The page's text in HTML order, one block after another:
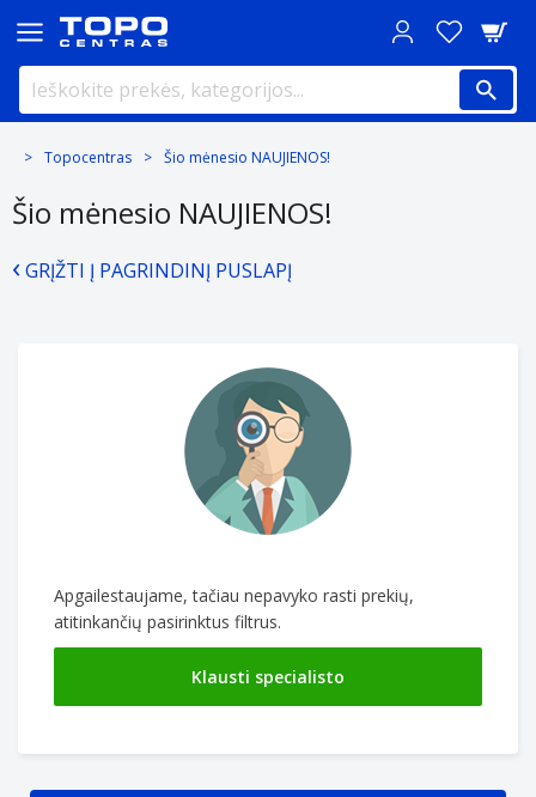
Topocentras Šio mėnesio NAUJIENOS!
Šio mėnesio NAUJIENOS!
‹GRĮŽTI Į PAGRINDINĮ PUSLAPĮ
Apgailestaujame, tačiau nepavyko rasti prekių,
atitinkančių pasirinktus filtrus.
Klausti specialisto